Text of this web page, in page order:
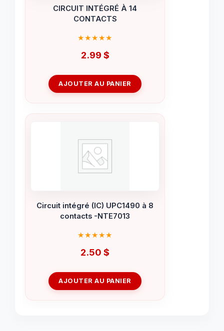
CIRCUIT INTÉGRÉ À 14
CONTACTS
2.99 $
AJOUTER AU PANIER
Circuit intégré (IC) UPC1490 à 8
contacts -NTE7013
2.50 $
AJOUTER AU PANIER